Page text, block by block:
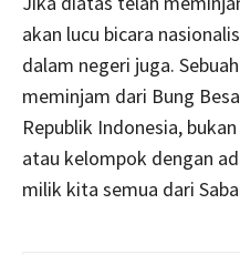
akan lucu bicara
dalam negeri juga.
meminjam dari Bung
Republik Indonesia,
atau kelompok dengan
milik kita semua dari